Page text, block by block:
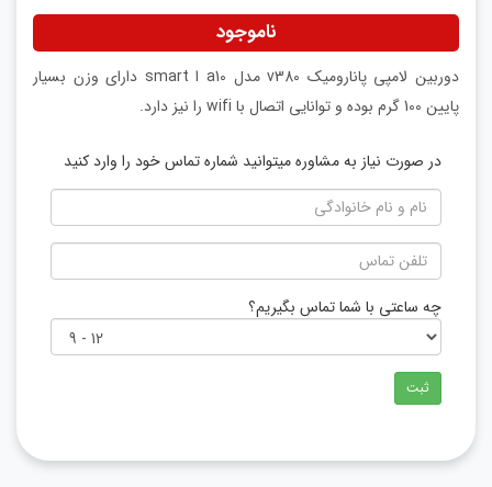
ناموجود
دوربین لامپی پانارومیک v380 مدل a10 ا smart دارای وزن بسیار
پایین 100 گرم بوده و توانایی اتصال با wifi را نیز دارد.
در صورت نیاز به مشاوره میتوانید شماره تماس خود را وارد کنید
چه ساعتی با شما تماس بگیریم؟
ثبت